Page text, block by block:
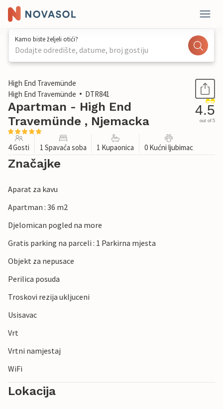
Kamo biste željeli otići?
Dodajte odredište, datume, broj gostiju
1 / 28
High End Travemünde
High End Travemünde
DTR841
Apartman - High End
Travemünde , Njemacka
4.5
out of 5
4 Gosti 1 Spavaća soba 1 Kupaonica 0 Kućni ljubimac
Značajke
Aparat za kavu
Apartman : 36 m2
Djelomican pogled na more
Gratis parking na parceli : 1 Parkirna mjesta
Objekt za nepusace
Perilica posuda
Troskovi rezija ukljuceni
Usisavac
Vrt
Vrtni namjestaj
WiFi
Lokacija